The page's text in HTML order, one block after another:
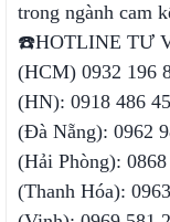
trong ngành cam
☎️HOTLINE TƯ
(HCM) 0932 196
(HN): 0918 486
(Đà Nẵng): 0962
(Hải Phòng):
(Thanh Hóa):